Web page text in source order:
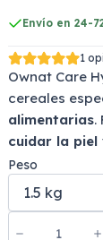
Envío en 24-
1
Ownat Care
cereales
alimentarias.
cuidar la piel
Peso